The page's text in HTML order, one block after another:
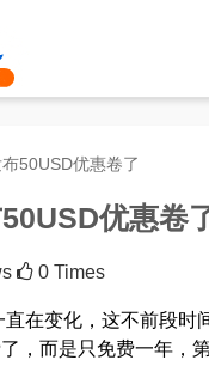
50USD优惠卷了
优惠卷
0 Times
直在变化，这不前段时
，而是只免费一年，